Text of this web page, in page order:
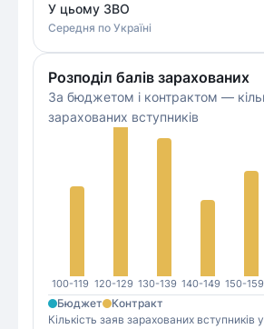
У цьому ЗВО
Середня по Україні
Розподіл балів зарахованих
За бюджетом і контрактом —
зарахованих вступників
100-119 120-129 130-139 140-149 150-159
Бюджет
Контракт
Кількість заяв зарахованих вступників